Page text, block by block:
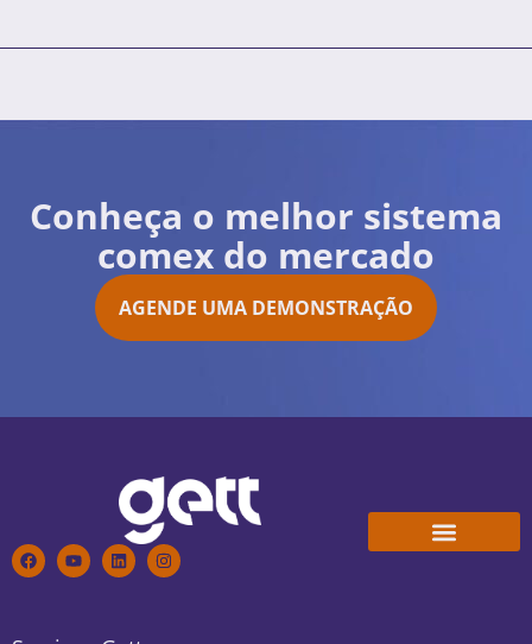
Conheça o melhor sistema
comex do mercado
AGENDE UMA DEMONSTRAÇÃO